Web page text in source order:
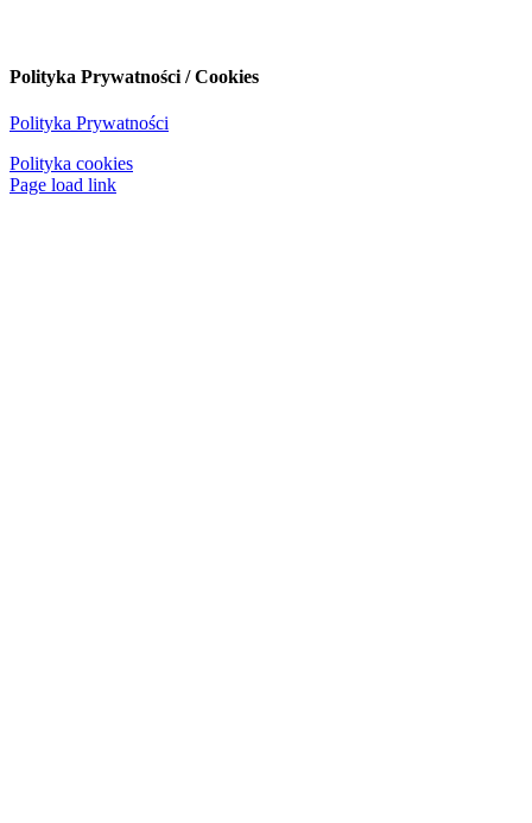
Polityka Prywatności / Cookies
Polityka Prywatności
Polityka cookies
Page load link